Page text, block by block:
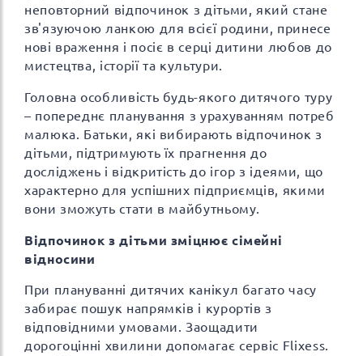
неповторний відпочинок з дітьми, який стане
зв'язуючою ланкою для всієї родини, принесе
нові враження і посіє в серці дитини любов до
мистецтва, історії та культури.
Головна особливість будь-якого дитячого туру
– попереднє планування з урахуванням потреб
малюка. Батьки, які вибирають відпочинок з
дітьми, підтримують їх прагнення до
досліджень і відкритість до ігор з ідеями, що
характерно для успішних підприємців, якими
вони зможуть стати в майбутньому.
Відпочинок з дітьми зміцнює сімейні
відносини
При плануванні дитячих канікул багато часу
забирає пошук напрямків і курортів з
відповідними умовами. Заощадити
дорогоцінні хвилини допомагає сервіс Flixess.